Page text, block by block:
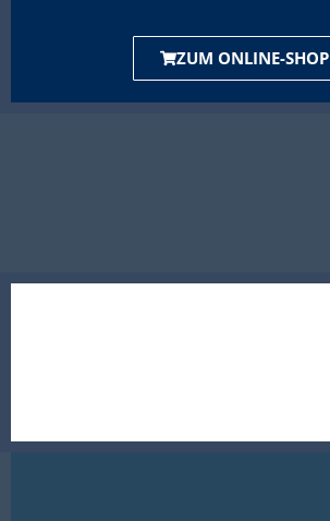
ZUM ONLINE-SHOP